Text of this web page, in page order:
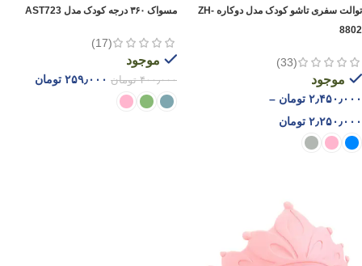
توالت سفری تاشو کودک مدل دوکاره ZH-
8802
(33)
موجود
۲٫۴۵۰٫۰۰۰ تومان –
۲٫۲۵۰٫۰۰۰ تومان
مسواک ۳۶۰ درجه کودک مدل AST723
(17)
موجود
۴۰۰٫۰۰۰ تومان ۲۵۹٫۰۰۰ تومان